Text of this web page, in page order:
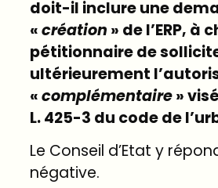
doit-il inclure une
«création » de l’ERP, à
pétitionnaire de
ultérieurement
«complémentaire»
L. 425-3 du code de
Le Conseil d’Etat y
négative.